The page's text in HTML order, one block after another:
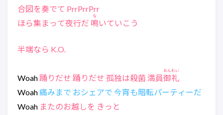
合図を奏でて PrrPrrPrr
ほら集まって夜行だ 鳴
な
いていこう
半端なら K.O.
Woah 踊りだせ 踊りだせ 孤独は殺菌 満員御礼
おんれい
Woah痛みまで おシェアで 今宵も暗転パーティーだ
Woah またのお越しを きっと